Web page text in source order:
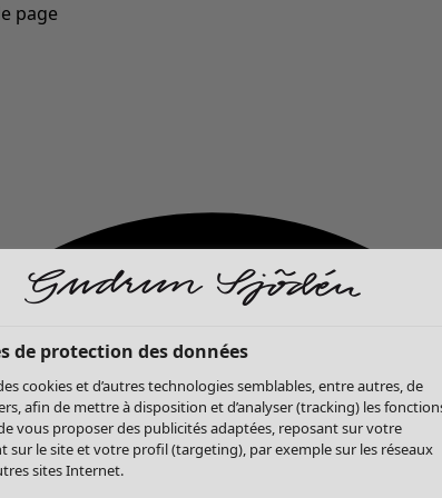
page
de protection des données
cookies et d’autres technologies semblables, entre autres, de
afin de mettre à disposition et d’analyser (tracking) les
vous proposer des publicités adaptées, reposant sur votre
sur le site et votre profil (targeting), par exemple sur les réseaux
sites Internet.